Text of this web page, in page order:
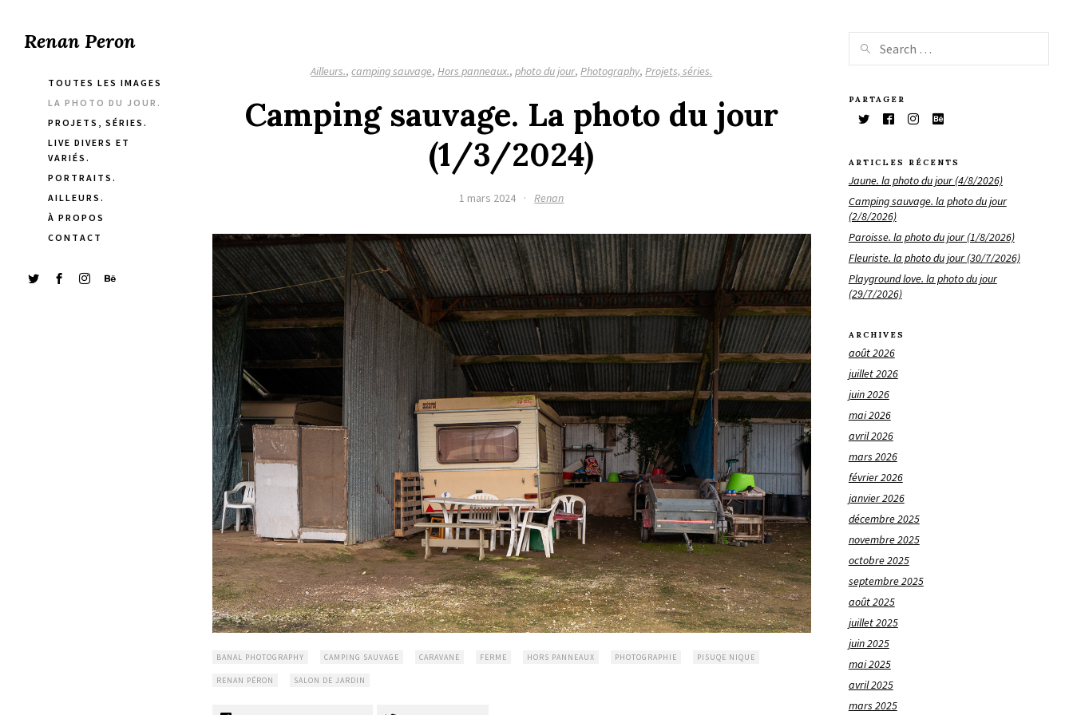
Renan Peron
TOUTES LES IMAGES
LA PHOTO DU JOUR.
PROJETS, SÉRIES.
LIVE DIVERS ET
VARIÉS.
PORTRAITS.
AILLEURS.
À PROPOS
CONTACT
Ailleurs.,camping sauvage,Hors panneaux.,photo du jour,Photography,Projets, séries.
Camping sauvage. La photo du jour
(1/3/2024)
1 mars 2024 · Renan
BANAL PHOTOGRAPHY CAMPING SAUVAGE CARAVANE FERME HORS PANNEAUX PHOTOGRAPHIE PISUQE NIQUE
RENAN PÉRON SALON DE JARDIN
PARTAGER
ARTICLES RÉCENTS
Jaune. la photo du jour (4/8/2026)
Camping sauvage. la photo du jour
(2/8/2026)
Paroisse. la photo du jour (1/8/2026)
Fleuriste. la photo du jour (30/7/2026)
Playground love. la photo du jour
(29/7/2026)
ARCHIVES
août 2026
juillet 2026
juin 2026
mai 2026
avril 2026
mars 2026
février 2026
janvier 2026
décembre 2025
novembre 2025
octobre 2025
septembre 2025
août 2025
juillet 2025
juin 2025
mai 2025
avril 2025
mars 2025